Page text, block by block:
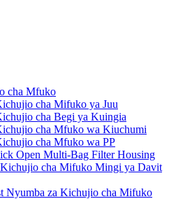
cha Mfuko
cha Mifuko ya Juu
cha Begi ya Kuingia
cha Mfuko wa Kiuchumi
cha Mfuko wa PP
Open Multi-Bag Filter Housing
cha Mifuko Mingi ya Davit
Nyumba za Kichujio cha Mifuko